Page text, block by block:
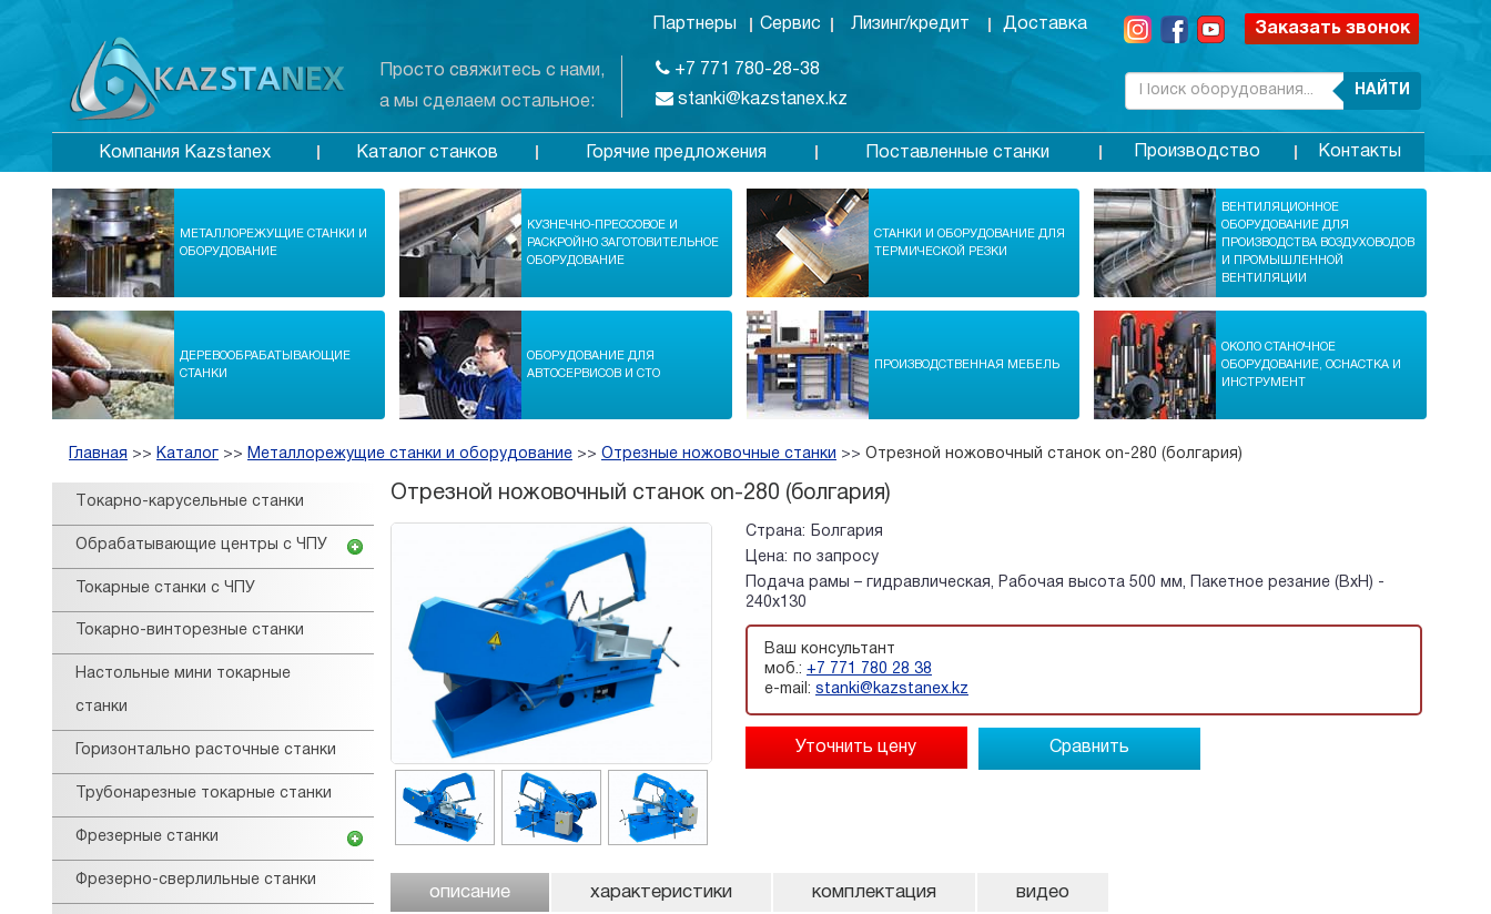
Просто свяжитесь с нами,
а мы сделаем остальное:
Партнеры Сервис Лизинг/кредит Доставка
+7 771 780-28-38
stanki@kazstanex.kz
Заказать звонок
НАЙТИ
Компания Kazstanex Каталог станков Горячие предложения Поставленные станки Производство Контакты
МЕТАЛЛОРЕЖУЩИЕ СТАНКИ И
ОБОРУДОВАНИЕ
КУЗНЕЧНО-ПРЕССОВОЕ И
РАСКРОЙНО ЗАГОТОВИТЕЛЬНОЕ
ОБОРУДОВАНИЕ
СТАНКИ И ОБОРУДОВАНИЕ ДЛЯ
ТЕРМИЧЕСКОЙ РЕЗКИ
ВЕНТИЛЯЦИОННОЕ
ОБОРУДОВАНИЕ ДЛЯ
ПРОИЗВОДСТВА ВОЗДУХОВОДОВ
И ПРОМЫШЛЕННОЙ
ВЕНТИЛЯЦИИ
ДЕРЕВООБРАБАТЫВАЮЩИЕ
СТАНКИ
ОБОРУДОВАНИЕ ДЛЯ
АВТОСЕРВИСОВ И СТО
ПРОИЗВОДСТВЕННАЯ МЕБЕЛЬ
ОКОЛО СТАНОЧНОЕ
ОБОРУДОВАНИЕ, ОСНАСТКА И
ИНСТРУМЕНТ
Главная >> Каталог >> Металлорежущие станки и оборудование >> Отрезные ножовочные станки >> Отрезной ножовочный станок on-280 (болгария)
Tокарнo-карусельные станки
Обрабатывающие центры с ЧПУ
Токарные станки с ЧПУ
Токарно-винторезные станки
Настольные мини токарные
станки
Горизонтально расточные станки
Трубонарезные токарные станки
Фрезерные станки
Фрезерно-сверлильные станки
Отрезной ножовочный станок on-280 (болгария)
Страна:
Болгария
Цена: по запросу
Подача рамы – гидравлическая, Рабочая высота 500 мм, Пакетное резание (BxH) -
240x130
Ваш консультант
моб.: +7 771 780 28 38
e-mail: stanki@kazstanex.kz
Сравнить
описание характеристики комплектация видео